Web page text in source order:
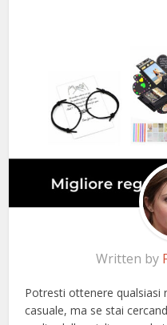
Written by
Potresti ottenere qualsiasi
casuale, ma se stai